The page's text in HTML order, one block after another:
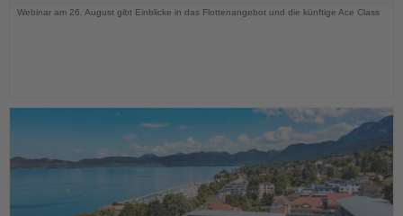
Webinar am 26. August gibt Einblicke in das Flottenangebot und die künftige Ace Class